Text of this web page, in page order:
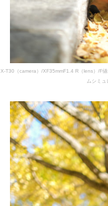
X-T30（camera）/XF35mmF1.4 R（lens）/F
ムシミュ